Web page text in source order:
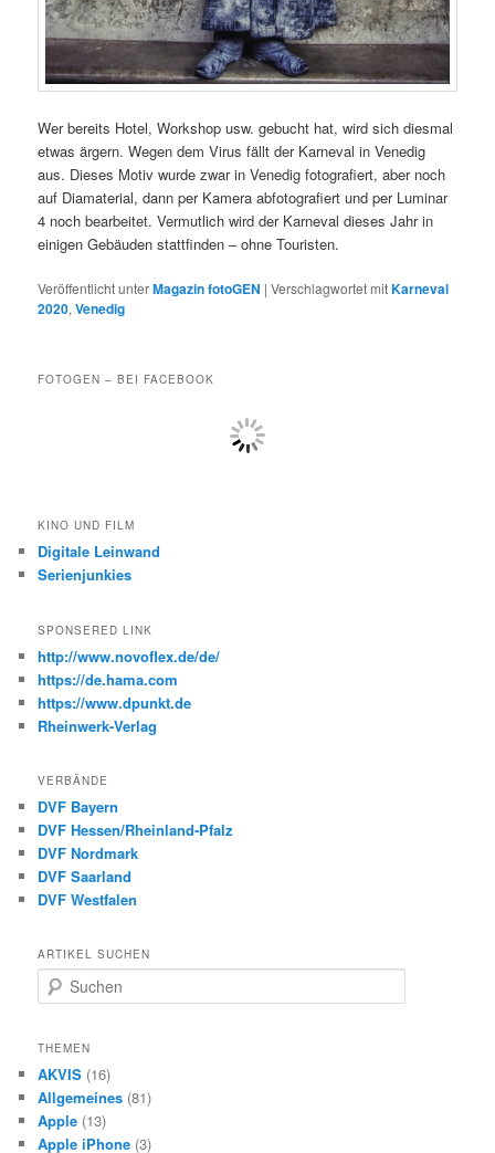
Wer bereits Hotel, Workshop usw. gebucht hat, wird sich diesmal
etwas ärgern. Wegen dem Virus fällt der Karneval in Venedig
aus. Dieses Motiv wurde zwar in Venedig fotografiert, aber noch
auf Diamaterial, dann per Kamera abfotografiert und per Luminar
4 noch bearbeitet. Vermutlich wird der Karneval dieses Jahr in
einigen Gebäuden stattfinden – ohne Touristen.
Veröffentlicht unterMagazin fotoGEN |Verschlagwortet mitKarneval
2020,Venedig
FOTOGEN – BEI FACEBOOK
KINO UND FILM
Digitale Leinwand
Serienjunkies
SPONSERED LINK
http://www.novoflex.de/de/
https://de.hama.com
https://www.dpunkt.de
Rheinwerk-Verlag
VERBÄNDE
DVF Bayern
DVF Hessen/Rheinland-Pfalz
DVF Nordmark
DVF Saarland
DVF Westfalen
ARTIKEL SUCHEN
u
h
n
THEMEN
AKVIS (16)
Allgemeines (81)
Apple (13)
Apple iPhone (3)